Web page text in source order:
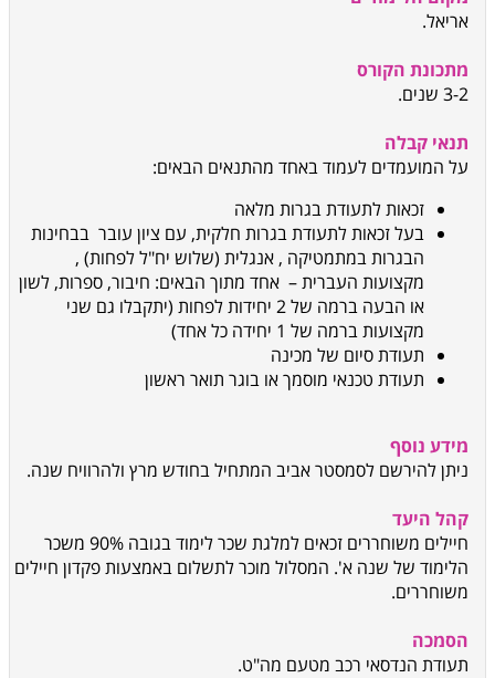
אריאל.
מתכונת הקורס
3-2 שנים
.
תנאי קבלה
על המועמדים לעמוד באחד מהתנאים הבאים:
זכאות לתעודת בגרות מלאה
בעל זכאות לתעודת בגרות חלקית, עם ציון עובר בבחינות
הבגרות במתמטיקה , אנגלית (שלוש יח"ל לפחות) ,
מקצועות העברית– אחד מתוך הבאים: חיבור, ספרות, לשון
או הבעה ברמה של 2 יחידות לפחות (יתקבלו גם שני
מקצועות ברמה של 1 יחידה כל אחד)
תעודת סיום של מכינה
תעודת טכנאי מוסמך או בוגר תואר ראשון
מידע נוסף
ניתן להירשם לסמסטר אביב המתחיל בחודש מרץ ולהרוויח שנה.
קהל היעד
חיילים משוחררים זכאים למלגת שכר לימוד בגובה 90% משכר
הלימוד של שנה א'. המסלול מוכר לתשלום באמצעות פקדון חיילים
משוחררים.
הסמכה
תעודת הנדסאי רכב מטעם מה"ט.